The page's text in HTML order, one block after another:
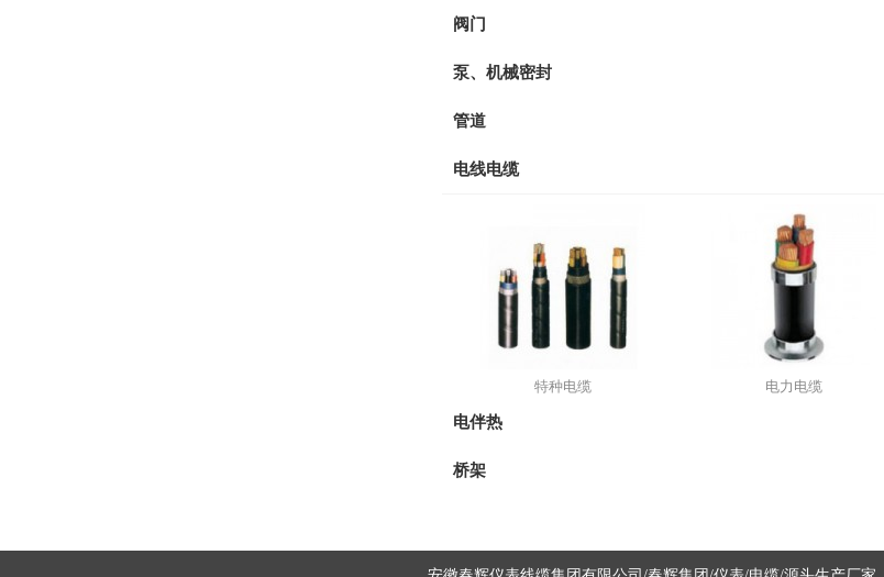
阀门
泵、机械密封
管道
电线电缆
特种电缆 电力电缆
电伴热
桥架